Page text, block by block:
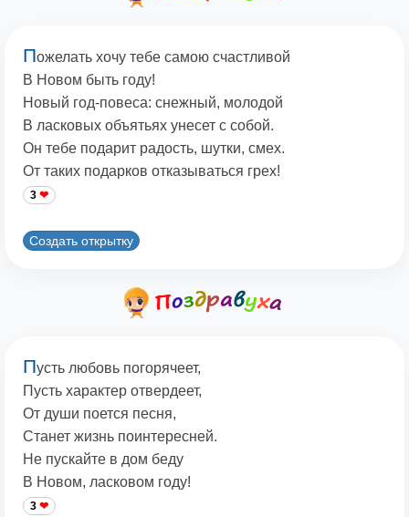
Пожелать хочу тебе самою счастливой
В Новом быть году!
Новый год-повеса: снежный, молодой
В ласковых объятьях унесет с собой.
Он тебе подарит радость, шутки, смех.
От таких подарков отказываться грех!
3
Создать открытку
Пусть любовь погорячеет,
Пусть характер отвердеет,
От души поется песня,
Станет жизнь поинтересней.
Не пускайте в дом беду
В Новом, ласковом году!
3